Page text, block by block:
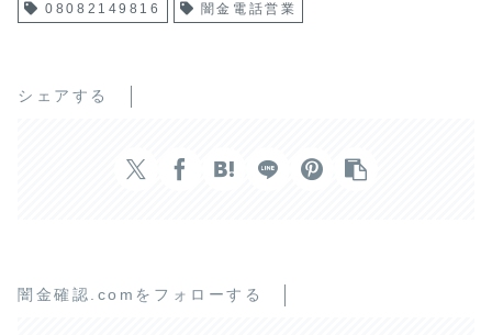
08082149816 闇金電話営業
シェアする
闇金確認.comをフォローする